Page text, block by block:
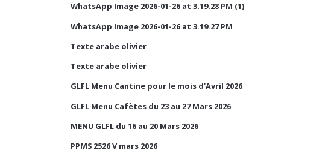
WhatsApp Image 2026-01-26 at 3.19.28 PM (1)
WhatsApp Image 2026-01-26 at 3.19.27 PM
Texte arabe olivier
Texte arabe olivier
GLFL Menu Cantine pour le mois d'Avril 2026
GLFL Menu Cafètes du 23 au 27 Mars 2026
MENU GLFL du 16 au 20 Mars 2026
PPMS 2526 V mars 2026